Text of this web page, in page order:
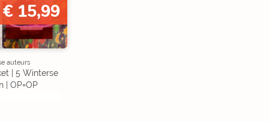
€ 15,99
auteurs
| 5 Winterse
| OP=OP